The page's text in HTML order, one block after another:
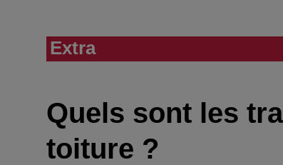
Extra
Quels sont les
toiture ?